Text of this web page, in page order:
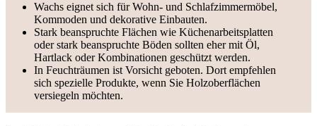
Wachs eignet sich für Wohn- und Schlafzimmermöbel,
Kommoden und dekorative Einbauten.
Stark beanspruchte Flächen wie Küchenarbeitsplatten
oder stark beanspruchte Böden sollten eher mit Öl,
Hartlack oder Kombinationen geschützt werden.
In Feuchträumen ist Vorsicht geboten. Dort empfehlen
sich spezielle Produkte, wenn Sie Holzoberflächen
versiegeln möchten.